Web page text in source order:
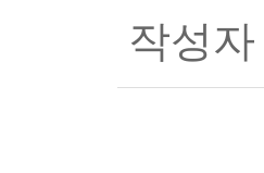
작성자